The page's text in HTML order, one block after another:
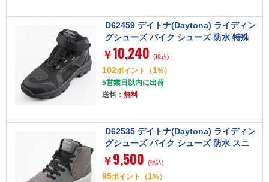
D62459 デイトナ(Daytona) ライディン
グシューズ バイク シューズ 防水 特殊
インソール 歩きやすい R-WP DS-502
ブラック 24.5cm
￥10,240 (税込)
102ポイント （1%）
5営業日以内に出荷
送料： 無料
D62535 デイトナ(Daytona) ライディン
グシューズ バイク シューズ 防水 スニ
ーカー サイドジップ V-WP DS-503 グレ
ー 26.0cm
￥ 9,500 (税込)
95ポイント （1%）